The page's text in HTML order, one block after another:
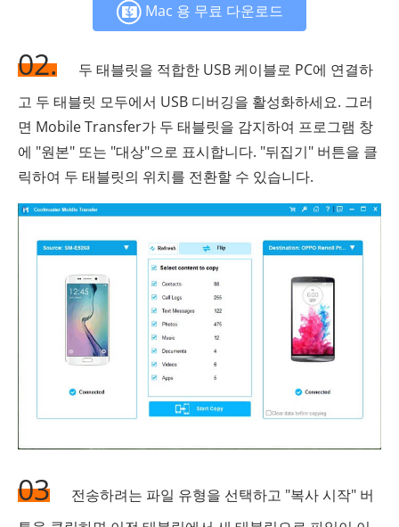
Mac 용 무료 다운로드
02.
두 태블릿을 적합한 USB 케이블로 PC에 연결하
고 두 태블릿 모두에서 USB 디버깅을 활성화하세요. 그러
면 Mobile Transfer가 두 태블릿을 감지하여 프로그램 창
에 "원본" 또는 "대상"으로 표시합니다. "뒤집기" 버튼을 클
릭하여 두 태블릿의 위치를 ​​전환할 수 있습니다.
03
전송하려는 파일 유형을 선택하고 "복사 시작" 버